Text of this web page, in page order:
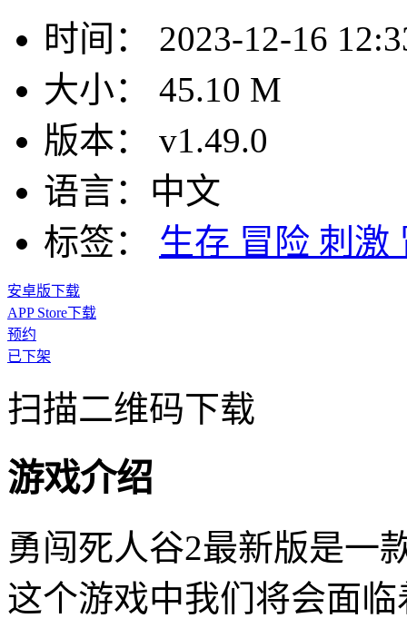
时间：
2023-12-16
大小：
45.10 M
版本：
v1.49.0
语言： 中文
标签：
生存 冒险 刺激
安卓版下载
APP Store下载
预约
已下架
扫描二维码下载
游戏介绍
勇闯死人谷2最新版是一
这个游戏中我们将会面